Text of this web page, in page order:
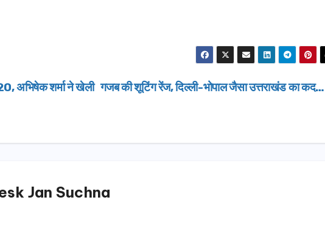
गजब की शूटिंग रेंज, दिल्ली-भोपाल जैसा उत्तराखंड का कद…
अभिषेक शर्मा ने खेली
Jan Suchna